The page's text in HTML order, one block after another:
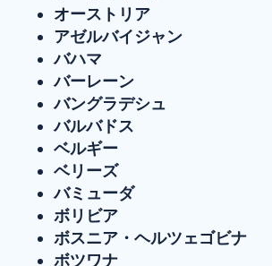
オーストリア
アゼルバイジャン
バハマ
バーレーン
バングラデシュ
バルバドス
ベルギー
ベリーズ
バミューダ
ボリビア
ボスニア・ヘルツェゴビナ
ボツワナ